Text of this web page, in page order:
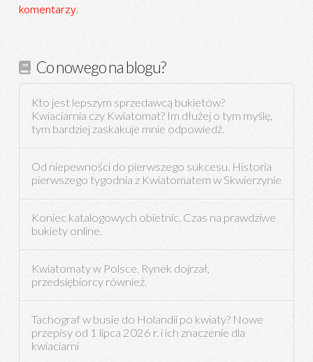
komentarzy.
Co nowego na blogu?
Kto jest lepszym sprzedawcą bukietów?
Kwiaciarnia czy Kwiatomat? Im dłużej o tym myślę,
tym bardziej zaskakuje mnie odpowiedź.
Od niepewności do pierwszego sukcesu. Historia
pierwszego tygodnia z Kwiatomatem w Skwierzynie
Koniec katalogowych obietnic. Czas na prawdziwe
bukiety online.
Kwiatomaty w Polsce. Rynek dojrzał,
przedsiębiorcy również.
Tachograf w busie do Holandii po kwiaty? Nowe
przepisy od 1 lipca 2026 r. i ich znaczenie dla
kwiaciarni